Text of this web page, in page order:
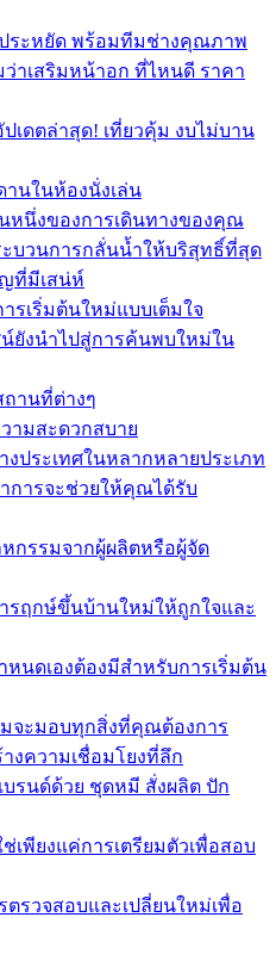
ประหยัด พร้อมทีมช่างคุณภาพ
าเสริมหน้าอก ที่ไหนดี ราคา
ปเดตล่าสุด! เที่ยวคุ้ม งบไม่บาน
นในห้องนั่งเล่น
หนึ่งของการเดินทางของคุณ
บวนการกลั่นน้ำให้บริสุทธิ์ที่สุด
ที่มีเสน่ห์
รเริ่มต้นใหม่แบบเต็มใจ
ยังนำไปสู่การค้นพบใหม่ใน
านที่ต่างๆ
ามสะดวกสบาย
งประเทศในหลากหลายประเภท
การจะช่วยให้คุณได้รับ
กรรมจากผู้ผลิตหรือผู้จัด
รฤกษ์ขึ้นบ้านใหม่ให้ถูกใจและ
นดเองต้องมีสำหรับการเริ่มต้น
จะมอบทุกสิ่งที่คุณต้องการ
งความเชื่อมโยงที่ลึก
รนด์ด้วย ชุดหมี สั่งผลิต ปัก
เพียงแค่การเตรียมตัวเพื่อสอบ
รวจสอบและเปลี่ยนใหม่เพื่อ